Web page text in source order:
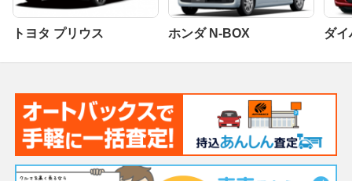
トヨタ プリウス ホンダ N-BOX ダイ